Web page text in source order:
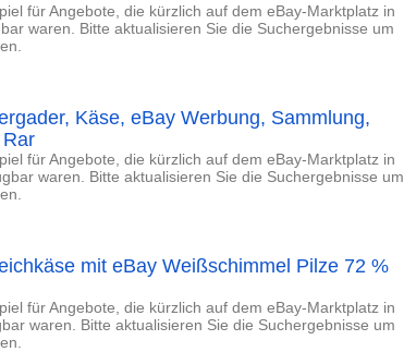
für Angebote, die kürzlich auf dem eBay-Marktplatz in
waren. Bitte aktualisieren Sie die Suchergebnisse um
Käse, eBay Werbung, Sammlung,
für Angebote, die kürzlich auf dem eBay-Marktplatz in
waren. Bitte aktualisieren Sie die Suchergebnisse um
mit eBay Weißschimmel Pilze 72 %
für Angebote, die kürzlich auf dem eBay-Marktplatz in
waren. Bitte aktualisieren Sie die Suchergebnisse um